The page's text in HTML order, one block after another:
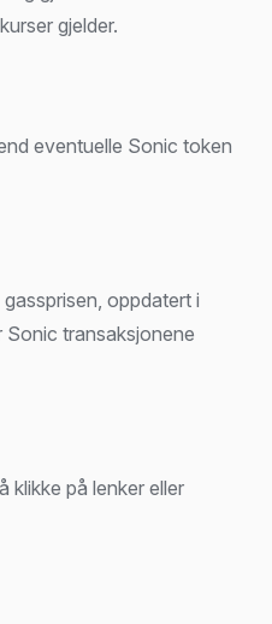
gjelder.
eventuelle Sonic token
oppdatert i
Sonic transaksjonene
klikke på lenker eller